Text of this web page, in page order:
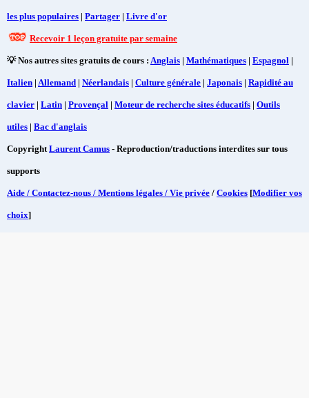
les plus populaires | Partager | Livre d'or
Recevoir 1 leçon gratuite par semaine
💡 Nos autres sites gratuits de cours : Anglais | Mathématiques | Espagnol |
Italien | Allemand | Néerlandais | Culture générale | Japonais | Rapidité au
clavier | Latin | Provençal | Moteur de recherche sites éducatifs | Outils
utiles | Bac d'anglais
CopyrightLaurent Camus - Reproduction/traductions interdites sur tous
supports
Aide / Contactez-nous / Mentions légales / Vie privée / Cookies [Modifier vos
choix]